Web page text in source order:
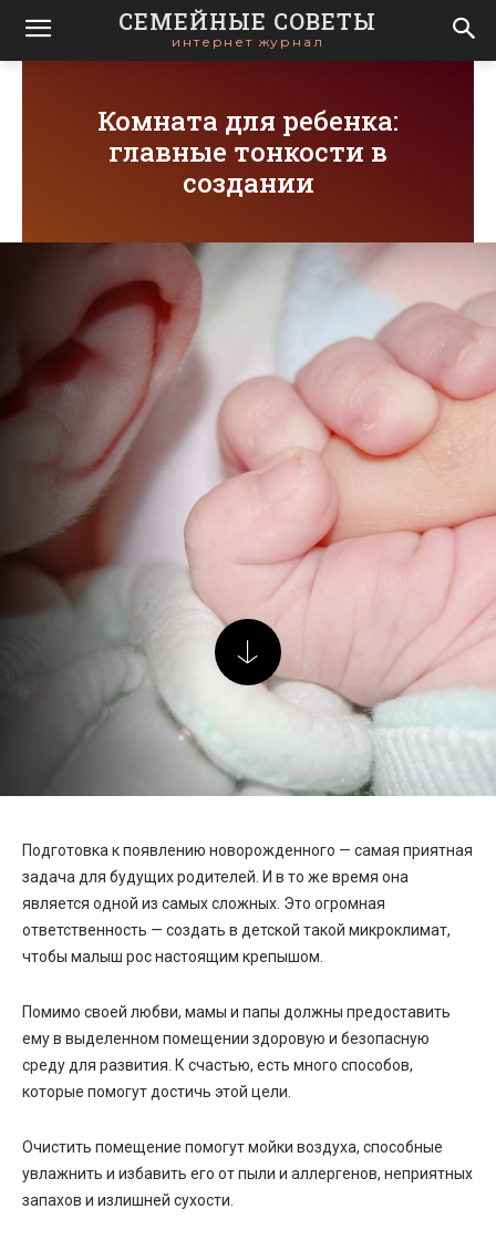
СЕМЕЙНЫЕ СОВЕТЫ
интернет журнал
Комната для ребенка:
главные тонкости в
создании
Подготовка к появлению новорожденного — самая приятная
задача для будущих родителей. И в то же время она
является одной из самых сложных. Это огромная
ответственность — создать в детской такой микроклимат,
чтобы малыш рос настоящим крепышом.
Помимо своей любви, мамы и папы должны предоставить
ему в выделенном помещении здоровую и безопасную
среду для развития. К счастью, есть много способов,
которые помогут достичь этой цели.
Очистить помещение помогут мойки воздуха, способные
увлажнить и избавить его от пыли и аллергенов, неприятных
запахов и излишней сухости.